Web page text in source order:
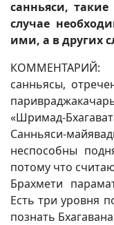
санньяси,
случае
ими, а в других
КОММЕНТАРИЙ:
санньясы,
«Шримад-
Санньяси-
неспособны
потому что
Брахмети
Есть три уровня
познать